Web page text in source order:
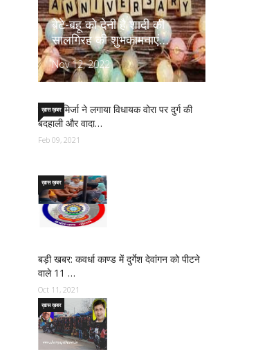
बेटे-बहू को देनी है शादी की
सालगिरह की शुभकामनाएं…
Nov 12, 2022
साजिद मिर्जा ने लगाया विधायक वोरा पर दुर्ग की
बदहाली और वादा…
ख़ास ख़बर
Feb 09, 2021
बड़ी खबर: कवर्धा काण्ड में दुर्गेश देवांगन को पीटने
वाले 11 …
ख़ास ख़बर
Oct 11, 2021
ख़ास ख़बर